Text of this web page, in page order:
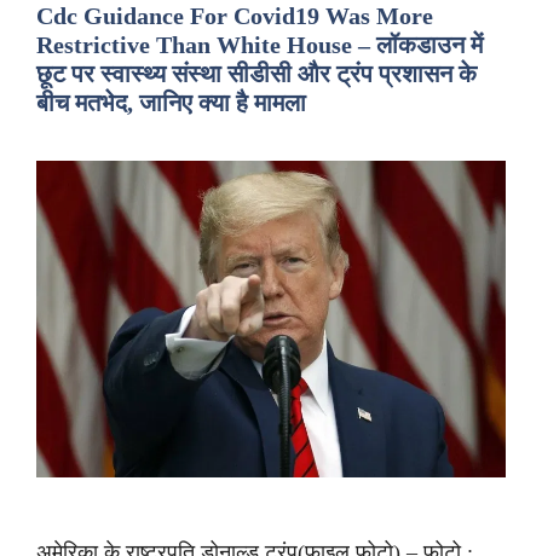
Cdc Guidance For Covid19 Was More
Restrictive Than White House – लॉकडाउन में
छूट पर स्वास्थ्य संस्था सीडीसी और ट्रंप प्रशासन के
बीच मतभेद, जानिए क्या है मामला